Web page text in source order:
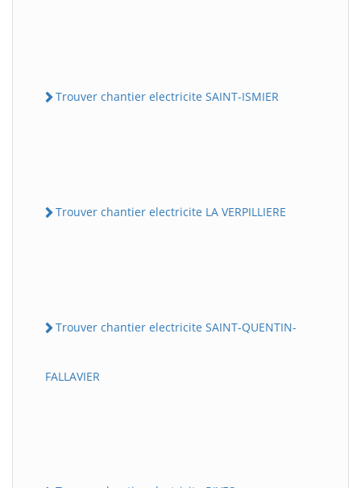
Trouver chantier electricite SAINT-ISMIER
Trouver chantier electricite LA VERPILLIERE
Trouver chantier electricite SAINT-QUENTIN-
FALLAVIER